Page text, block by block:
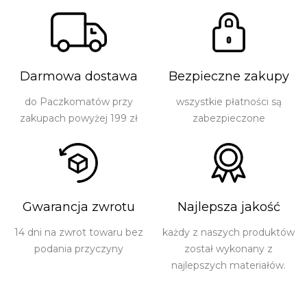
Darmowa dostawa
do Paczkomatów przy
zakupach powyżej 199 zł
Bezpieczne zakupy
wszystkie płatności są
zabezpieczone
Gwarancja zwrotu
14 dni na zwrot towaru bez
podania przyczyny
Najlepsza jakość
każdy z naszych produktów
został wykonany z
najlepszych materiałów.